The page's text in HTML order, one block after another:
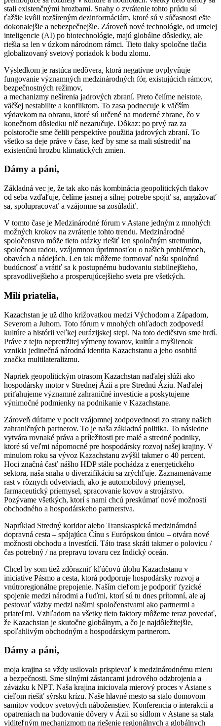
stali existenčnými hrozbami. Snahy o zvrátenie tohto prúdu sú
ťažšie kvôli rozšíreným dezinformáciám, ktoré sú v súčasnosti ešte
dokonalejšie a nebezpečnejšie. Zároveň nové technológie, od umelej
inteligencie (AI) po biotechnológie, majú globálne dôsledky, ale
riešia sa len v úzkom národnom rámci. Tieto tlaky spoločne tlačia
globalizovaný svetový poriadok k bodu zlomu.
Výsledkom je rastúca nedôvera, ktorá negatívne ovplyvňuje
fungovanie významných medzinárodných fór, existujúcich rámcov,
bezpečnostných režimov,
a mechanizmy nešírenia jadrových zbraní. Preto čelíme neistote,
väčšej nestabilite a konfliktom. To zasa podnecuje k väčším
výdavkom na obranu, ktoré sú určené na moderné zbrane, čo v
konečnom dôsledku nič nezaručuje. Dôkaz: po prvý raz za
polstoročie sme čelili perspektíve použitia jadrových zbraní. To
všetko sa deje práve v čase, keď by sme sa mali sústrediť na
existenčnú hrozbu klimatických zmien.
Dámy a páni,
Základná vec je, že tak ako nás kombinácia geopolitických tlakov
od seba vzďaľuje, čelíme jasnej a silnej potrebe spojiť sa, angažovať
sa, spolupracovať a vzájomne sa zosúladiť.
V tomto čase je Medzinárodné fórum v Astane jedným z mnohých
možných krokov na zvrátenie tohto trendu. Medzinárodné
spoločenstvo môže tieto otázky riešiť len spoločným stretnutím,
spoločnou radou, vzájomnou úprimnosťou o našich problémoch,
obavách a nádejách. Len tak môžeme formovať našu spoločnú
budúcnosť a vrátiť sa k postupnému budovaniu stabilnejšieho,
spravodlivejšieho a prosperujúcejšieho sveta pre všetkých.
Milí priatelia,
Kazachstan je už dlho križovatkou medzi Východom a Západom,
Severom a Juhom. Toto fórum v mnohých ohľadoch zodpovedá
kultúre a histórii veľkej eurázijskej stepi. Na toto dedičstvo sme hrdí.
Práve z tejto nepretržitej výmeny tovarov, kultúr a myšlienok
vznikla jedinečná národná identita Kazachstanu a jeho osobitá
značka multilateralizmu.
Napriek geopolitickým otrasom Kazachstan naďalej slúži ako
hospodársky motor v Strednej Ázii a pre Strednú Áziu. Naďalej
priťahujeme významné zahraničné investície a poskytujeme
výnimočné podmienky na podnikanie v Kazachstane.
Zároveň dúfame v pocit vzájomnej zodpovednosti zo strany našich
zahraničných partnerov. To je naša základná politika. To následne
vytvára rovnaké práva a príležitosti pre malé a stredné podniky,
ktoré sú veľmi nápomocné pre hospodársky rozvoj našej krajiny. V
minulom roku sa vývoz Kazachstanu zvýšil takmer o 40 percent.
Hoci značná časť nášho HDP stále pochádza z energetického
sektora, naša snaha o diverzifikáciu sa zrýchľuje. Zaznamenávame
rast v rôznych odvetviach, ako je automobilový priemysel,
farmaceutický priemysel, spracovanie kovov a strojárstvo.
Pozývame všetkých, ktorí s nami chcú preskúmať nové možnosti
obchodného a hospodárskeho partnerstva.
Napríklad Stredný koridor alebo Transkaspická medzinárodná
dopravná cesta – spájajúca Čínu s Európskou úniou – otvára nové
možnosti obchodu a investícií. Táto trasa skráti takmer o polovicu /
čas potrebný / na prepravu tovaru cez Indický oceán.
Chcel by som tiež zdôrazniť kľúčovú úlohu Kazachstanu v
iniciatíve Pásmo a cesta, ktorá podporuje hospodársky rozvoj a
vnútroregionálne prepojenie. Naším cieľom je podporiť fyzické
spojenie medzi národmi a ľuďmi, ktorí sú tu dnes prítomní, ale aj
pestovať väzby medzi našimi spoločenstvami ako partnermi a
priateľmi. Vzhľadom na všetky tieto faktory môžeme teraz povedať,
že Kazachstan je skutočne globálnym, a čo je najdôležitejšie,
spoľahlivým obchodným a hospodárskym partnerom.
Dámy a páni,
moja krajina sa vždy usilovala prispievať k medzinárodnému mieru
a bezpečnosti. Sme silnými zástancami jadrového odzbrojenia a
záväzku k NPT. Naša krajina iniciovala mierový proces v Astane s
cieľom riešiť sýrsku krízu. Naše hlavné mesto sa stalo domovom
samitov vodcov svetových náboženstiev. Konferencia o interakcii a
opatreniach na budovanie dôvery v Ázii so sídlom v Astane sa stala
viditeľným mechanizmom na riešenie regionálnych a globálnych